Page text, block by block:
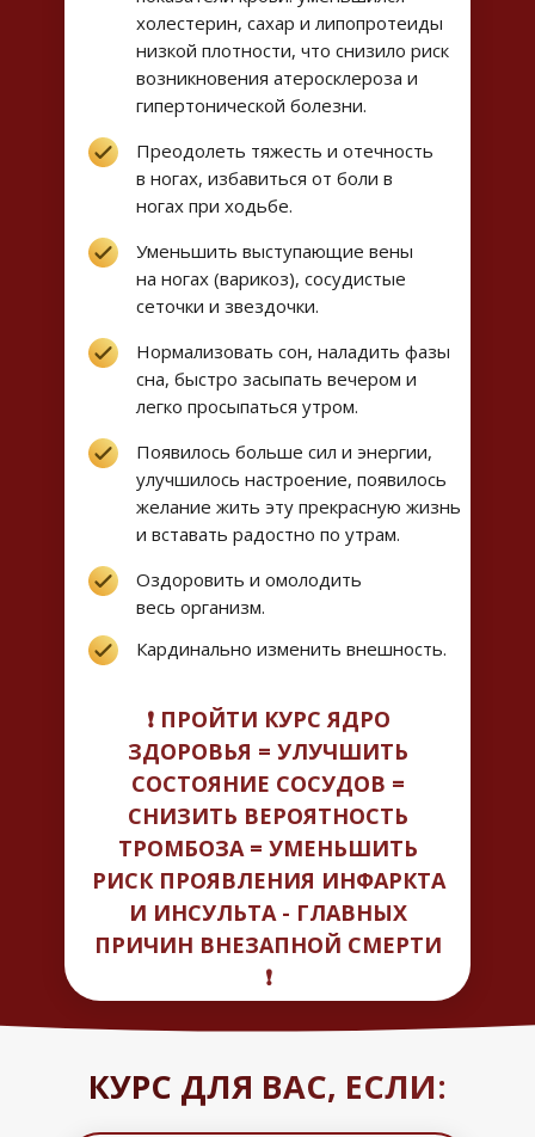
холестерин, сахар и липопротеиды
низкой плотности, что снизило риск
возникновения атеросклероза и
гипертонической болезни.
Преодолеть тяжесть и отечность
в ногах, избавиться от боли в
ногах при ходьбе.
Уменьшить выступающие вены
на ногах (варикоз), сосудистые
сеточки и звездочки.
Нормализовать сон, наладить фазы
сна, быстро засыпать вечером и
легко просыпаться утром.
❗️ ПРОЙТИ КУРС ЯДРО
ЗДОРОВЬЯ = УЛУЧШИТЬ
СОСТОЯНИЕ СОСУДОВ =
СНИЗИТЬ ВЕРОЯТНОСТЬ
ТРОМБОЗА = УМЕНЬШИТЬ
РИСК ПРОЯВЛЕНИЯ ИНФАРКТА
И ИНСУЛЬТА - ГЛАВНЫХ
ПРИЧИН ВНЕЗАПНОЙ СМЕРТИ
❗️
Оздоровить и омолодить
весь организм.
Появилось больше сил и энергии,
улучшилось настроение, появилось
желание жить эту прекрасную жизнь
и вставать радостно по утрам.
Кардинально изменить внешность.
КУРС ДЛЯ ВАС, ЕСЛИ: